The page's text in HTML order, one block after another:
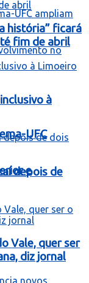
UFC
e
história” ficará
fim de abril
à
depois de
Vale, quer ser
diz jornal